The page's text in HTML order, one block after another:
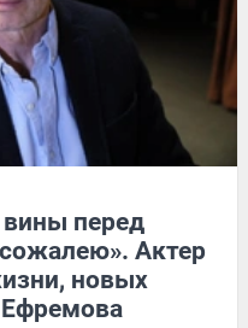
перед
Актер
новых